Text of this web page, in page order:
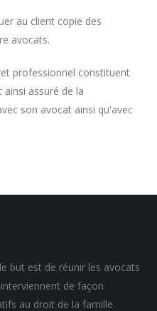
au client copie des
avocats.
professionnel constituent
assuré de la
son avocat ainsi qu'avec
but est de réunir les avocats
de façon
au droit de la famille